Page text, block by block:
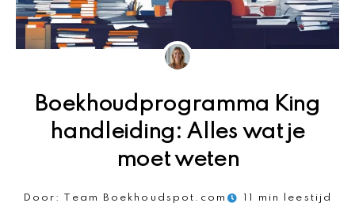
Boekhoudprogramma King
handleiding: Alles wat je
moet weten
Door: Team Boekhoudspot.com
11 min leestijd